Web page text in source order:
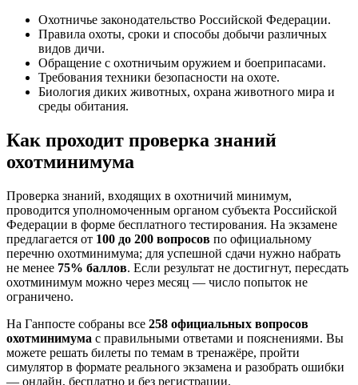
Охотничье законодательство Российской Федерации.
Правила охоты, сроки и способы добычи различных
видов дичи.
Обращение с охотничьим оружием и боеприпасами.
Требования техники безопасности на охоте.
Биология диких животных, охрана животного мира и
среды обитания.
Как проходит проверка знаний
охотминимума
Проверка знаний, входящих в охотничий минимум,
проводится уполномоченным органом субъекта Российской
Федерации в форме бесплатного тестирования. На экзамене
предлагается от 100 до 200 вопросов по официальному
перечню охотминимума; для успешной сдачи нужно набрать
не менее 75% баллов. Если результат не достигнут, пересдать
охотминимум можно через месяц — число попыток не
ограничено.
На Ганпосте собраны все 258 официальных вопросов
охотминимума с правильными ответами и пояснениями. Вы
можете решать билеты по темам в тренажёре, пройти
симулятор в формате реального экзамена и разобрать ошибки
— онлайн, бесплатно и без регистрации.